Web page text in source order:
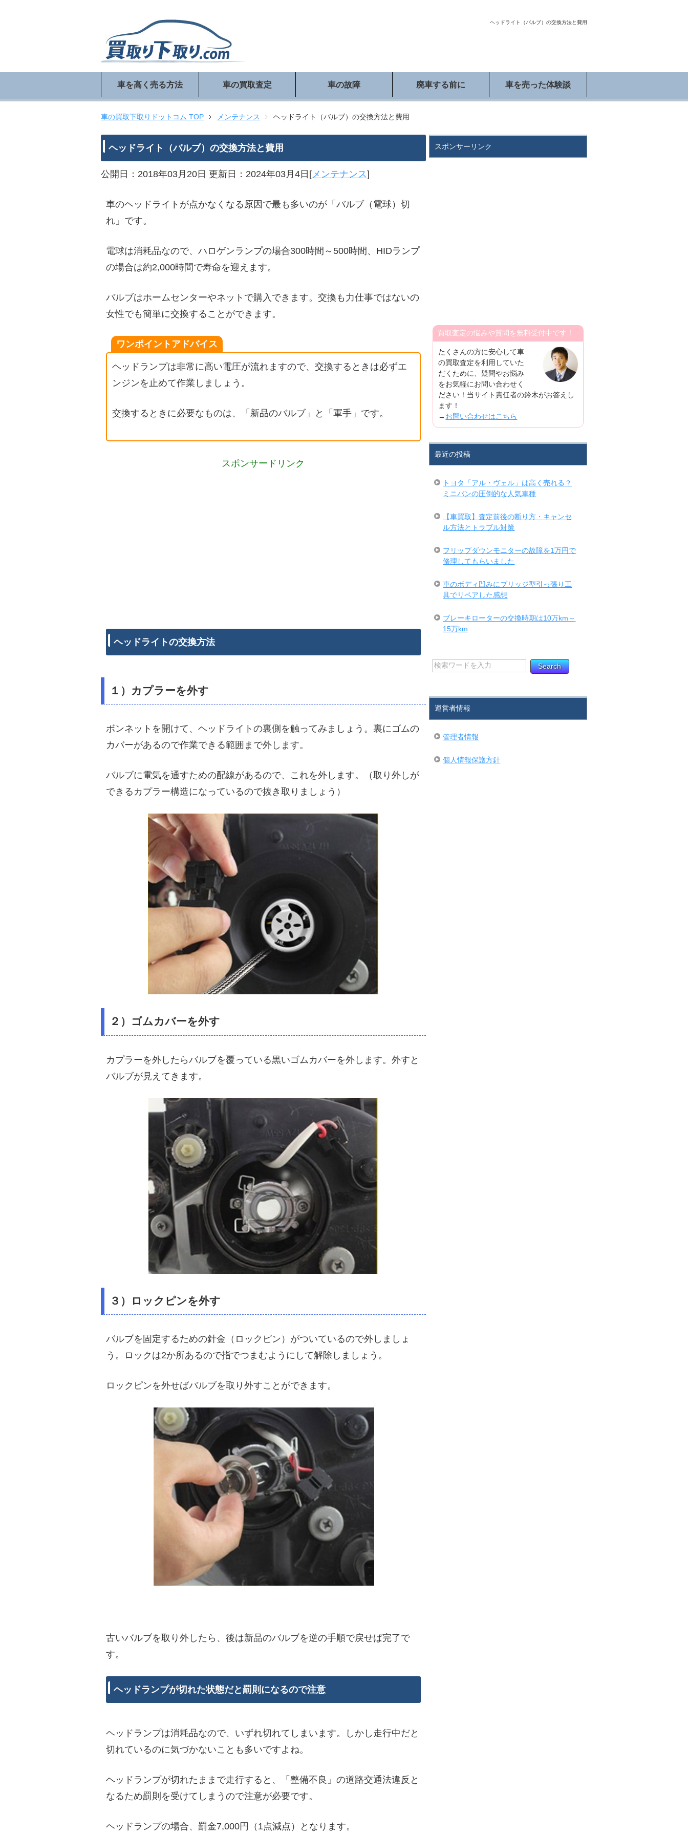
ヘッドライト（バルブ）の交換方法と費用
車を高く売る方法 車の買取査定 車の故障 廃車する前に 車を売った体験談
車の買取下取りドットコム TOP メンテナンス ヘッドライト（バルブ）の交換方法と費用
ヘッドライト（バルブ）の交換方法と費用
公開日：2018年03月20日 更新日：2024年03月4日[ メンテナンス]
車のヘッドライトが点かなくなる原因で最も多いのが「バルブ（電球）切
れ」です。
電球は消耗品なので、ハロゲンランプの場合300時間～500時間、HIDランプ
の場合は約2,000時間で寿命を迎えます。
バルブはホームセンターやネットで購入できます。交換も力仕事ではないの
女性でも簡単に交換することができます。
ワンポイントアドバイス
ヘッドランプは非常に高い電圧が流れますので、交換するときは必ずエ
ンジンを止めて作業しましょう。
交換するときに必要なものは、「新品のバルブ」と「軍手」です。
スポンサードリンク
ヘッドライトの交換方法
１）カプラーを外す
ボンネットを開けて、ヘッドライトの裏側を触ってみましょう。裏にゴムの
カバーがあるので作業できる範囲まで外します。
バルブに電気を通すための配線があるので、これを外します。（取り外しが
できるカプラー構造になっているので抜き取りましょう）
２）ゴムカバーを外す
カプラーを外したらバルブを覆っている黒いゴムカバーを外します。外すと
バルブが見えてきます。
３）ロックピンを外す
バルブを固定するための針金（ロックピン）がついているので外しましょ
う。ロックは2か所あるので指でつまむようにして解除しましょう。
ロックピンを外せばバルブを取り外すことができます。
古いバルブを取り外したら、後は新品のバルブを逆の手順で戻せば完了で
す。
ヘッドランプが切れた状態だと罰則になるので注意
ヘッドランプは消耗品なので、いずれ切れてしまいます。しかし走行中だと
切れているのに気づかないことも多いですよね。
ヘッドランプが切れたままで走行すると、「整備不良」の道路交通法違反と
なるため罰則を受けてしまうので注意が必要です。
ヘッドランプの場合、罰金7,000円（1点減点）となります。
スポンサーリンク
買取査定の悩みや質問を無料受付中です！
たくさんの方に安心して車
の買取査定を利用していた
だくために、疑問やお悩み
をお気軽にお問い合わせく
ださい！当サイト責任者の鈴木がお答えし
ます！
→ お問い合わせはこちら
最近の投稿
トヨタ「アル・ヴェル」は高く売れる？
ミニバンの圧倒的な人気車種
【車買取】査定前後の断り方・キャンセ
ル方法とトラブル対策
フリップダウンモニターの故障を1万円で
修理してもらいました
車のボディ凹みにブリッジ型引っ張り工
具でリペアした感想
ブレーキローターの交換時期は10万km～
15万km
運営者情報
管理者情報
個人情報保護方針